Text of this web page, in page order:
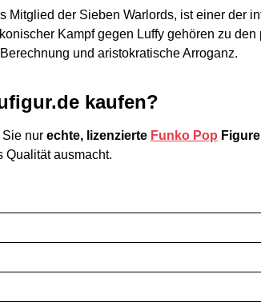
Mitglied der Sieben Warlords, ist einer der
Kampf gegen Luffy gehören zu
und aristokratische Arroganz.
kaufen?
nur echte, lizenzierte Funko Pop
Qualität ausmacht.